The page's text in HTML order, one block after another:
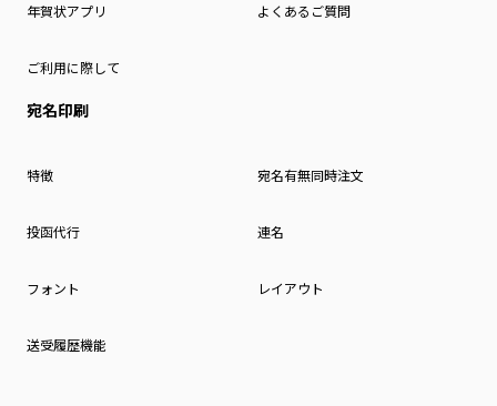
年賀状アプリ よくあるご質問
ご利用に際して
宛名印刷
特徴 宛名有無同時注文
投函代行 連名
フォント レイアウト
送受履歴機能